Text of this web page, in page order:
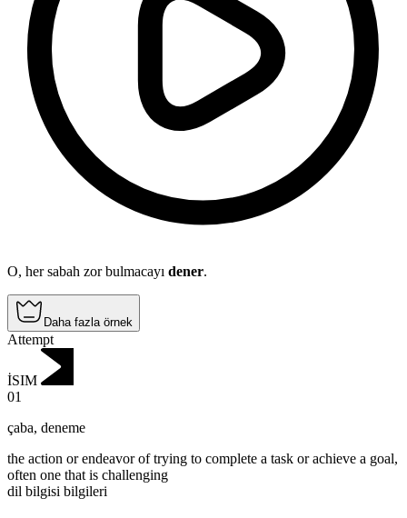
O, her sabah zor bulmacayı dener.
Daha fazla örnek
Attempt
İSIM
01
çaba, deneme
the action or endeavor of trying to complete a task or achieve a goal,
often one that is challenging
dil bilgisi bilgileri